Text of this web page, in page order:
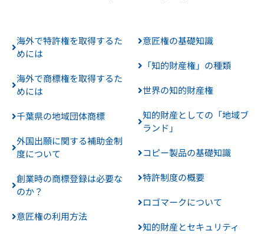
海外で特許権を取得するた
めには
海外で商標権を取得するた
めには
千葉県の地域団体商標
外国出願に関する補助金制
度について
創業時の商標登録は必要な
のか？
意匠権の利用方法
意匠権の基礎知識
「知的財産権」の種類
世界の知的財産権
知的財産としての「地域ブ
ランド」
コピー製品の基礎知識
特許制度の概要
ロゴマークについて
知的財産とセキュリティ